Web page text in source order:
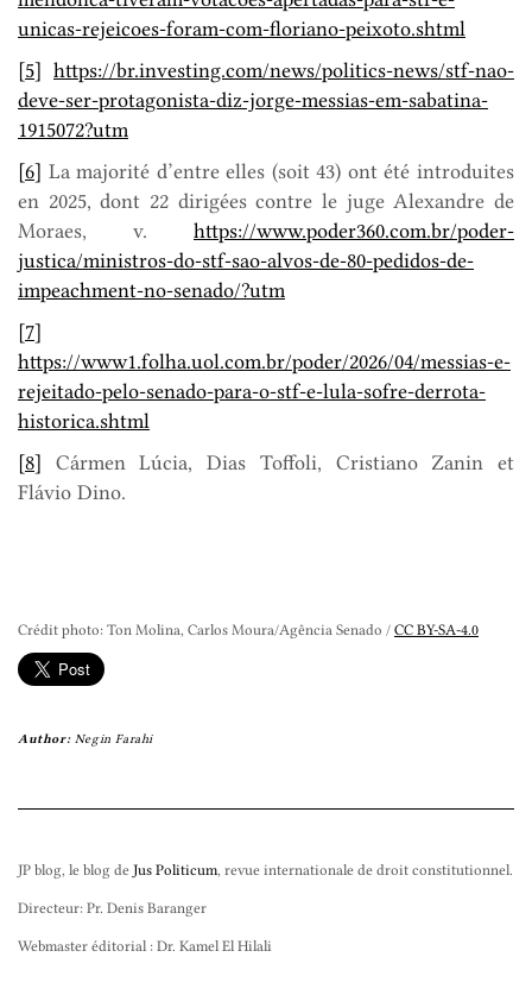
unicas-rejeicoes-foram-com-floriano-peixoto.shtml
[5] https://br.investing.com/news/politics-news/stf-nao-
deve-ser-protagonista-diz-jorge-messias-em-sabatina-
1915072?utm
[6] La majorité d’entre elles (soit 43) ont été introduites
en 2025, dont 22 dirigées contre le juge Alexandre de
Moraes, v. https://www.poder360.com.br/poder-
justica/ministros-do-stf-sao-alvos-de-80-pedidos-de-
impeachment-no-senado/?utm
[7]
https://www1.folha.uol.com.br/poder/2026/04/messias-e-
rejeitado-pelo-senado-para-o-stf-e-lula-sofre-derrota-
historica.shtml
[8] Cármen Lúcia, Dias Toffoli, Cristiano Zanin et
Flávio Dino.
Crédit photo: Ton Molina, Carlos Moura/Agência Senado / CC BY-SA-4.0
Author: Negin Farahi
JP blog, le blog de Jus Politicum, revue internationale de droit constitutionnel.
Directeur: Pr. Denis Baranger
Webmaster éditorial : Dr. Kamel El Hilali